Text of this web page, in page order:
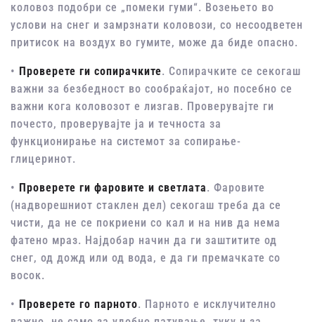
коловоз подобри се „помеки гуми“. Возењето во
услови на снег и замрзнати коловози, со несоодветен
притисок на воздух во гумите, може да биде опасно.
• Проверете ги сопирачките. Сопирачките се секогаш
важни за безбедност во сообраќајот, но посебно се
важни кога коловозот е лизгав. Проверувајте ги
почесто, проверувајте ја и течноста за
функционирање на системот за сопирање-
глицеринот.
• Проверете ги фаровите и светлата. Фаровите
(надворешниот стаклен дел) секогаш треба да се
чисти, да не се покриени со кал и на нив да нема
фатено мраз. Најдобар начин да ги заштитите од
снег, од дожд или од вода, е да ги премачкате со
восок.
• Проверете го парното. Парното е исклучително